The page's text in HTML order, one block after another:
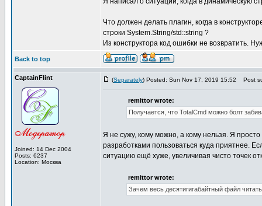
Что должен делать плагин, когда в
строки System.String/std::string ?
Из конструктора код ошибки не возвратить.
Back to top
CaptainFlint
Joined: 14 Dec 2004
Posts: 6237
Location: Москва
(Separately) Posted: Sun Nov 17, 2019 15:52 Post
remittor wrote:
Получается, что TotalCmd можно болт
Я не сужу, кому можно, а кому нельзя. Я
разработками пользоваться куда приятнее.
ситуацию ещё хуже, увеличивая чисто точек
remittor wrote:
Зачем весь десятигигабайтный файл